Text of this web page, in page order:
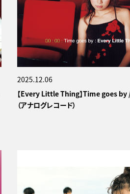
2025.12.06
【Every Little Thing】Time goes by
（アナログレコード）